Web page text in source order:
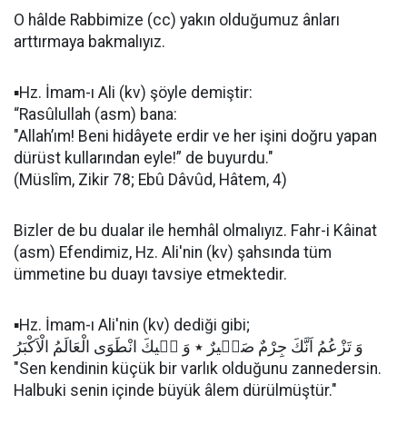
O hâlde Rabbimize (cc) yakın olduğumuz ânları
arttırmaya bakmalıyız.
▪️Hz. İmam-ı Ali (kv) şöyle demiştir:
“Rasûlullah (asm) bana:
"Allah’ım! Beni hidâyete erdir ve her işini doğru yapan
dürüst kullarından eyle!” de buyurdu."
(Müslîm, Zikir 78; Ebû Dâvûd, Hâtem, 4)
Bizler de bu dualar ile hemhâl olmalıyız. Fahr-i Kâinat
(asm) Efendimiz, Hz. Ali'nin (kv) şahsında tüm
ümmetine bu duayı tavsiye etmektedir.
▪️Hz. İmam-ı Ali'nin (kv) dediği gibi;
وَ تَزْعُمُ اَنَّكَ جِرْمٌ صَغٖيرٌ ٭ وَ فٖيكَ انْطَوَى الْعَالَمُ الْاَكْبَرُ
"Sen kendinin küçük bir varlık olduğunu zannedersin.
Halbuki senin içinde büyük âlem dürülmüştür."